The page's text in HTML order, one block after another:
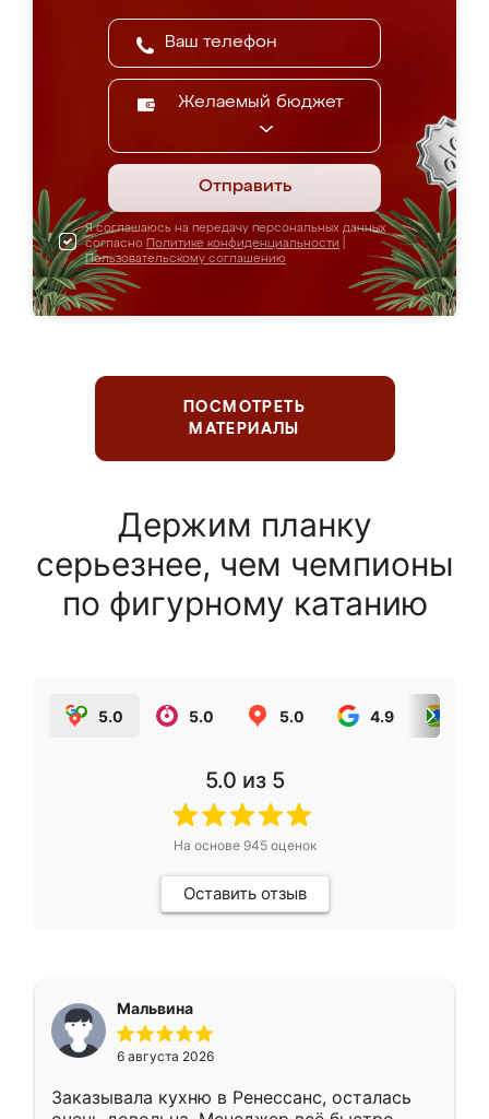
Желаемый бюджет
Отправить
Я соглашаюсь на передачу персональных данных
согласно Политике конфиденциальности
Пользовательскому соглашению
ПОСМОТРЕТЬ
МАТЕРИАЛЫ
Держим планку
серьезнее, чем чемпионы
по фигурному катанию
5.0 5.0 5.0 4.9
5.0 из 5
На основе 945оценок
Оставить отзыв
Мальвина
6 августа 2026
Заказывала кухню в Ренессанс, осталась